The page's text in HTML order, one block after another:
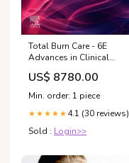
Total Burn Care - 6E
Advances in Clinical
Radiology
US$ 8780.00
Min. order: 1 piece
★★★★★ 4.1 (30 reviews)
Sold : Login>>